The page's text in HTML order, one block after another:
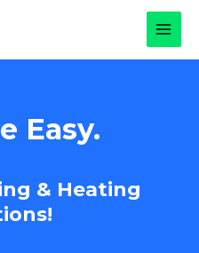
Easy.
& Heating